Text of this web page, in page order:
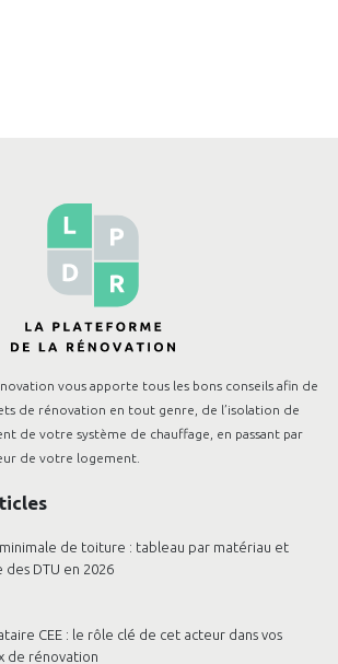
vous apporte tous les bons conseils afin de
de rénovation en tout genre, de l’isolation de
de votre système de chauffage, en passant par
de votre logement.
de toiture : tableau par matériau et
des DTU en 2026
CEE : le rôle clé de cet acteur dans vos
de rénovation